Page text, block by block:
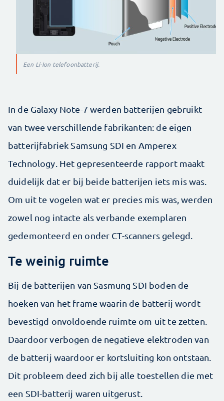
Een Li-Ion telefoonbatterij.
In de Galaxy Note-7 werden batterijen gebruikt
van twee verschillende fabrikanten: de eigen
batterijfabriek Samsung SDI en Amperex
Technology. Het gepresenteerde rapport maakt
duidelijk dat er bij beide batterijen iets mis was.
Om uit te vogelen wat er precies mis was, werden
zowel nog intacte als verbande exemplaren
gedemonteerd en onder CT-scanners gelegd.
Te weinig ruimte
Bij de batterijen van Sasmung SDI boden de
hoeken van het frame waarin de batterij wordt
bevestigd onvoldoende ruimte om uit te zetten.
Daardoor verbogen de negatieve elektroden van
de batterij waardoor er kortsluiting kon ontstaan.
Dit probleem deed zich bij alle toestellen die met
een SDI-batterij waren uitgerust.